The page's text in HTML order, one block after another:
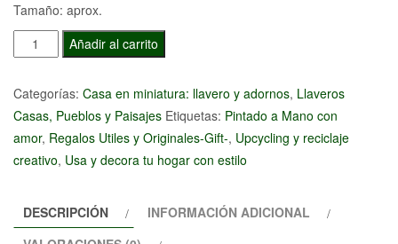
Tamaño: aprox.
Llavero
Casa
Rural
3
Ganchos
Añadir al carrito
Categorías: Casa en miniatura: llavero y adornos, Llaveros
Casas, Pueblos y Paisajes Etiquetas: Pintado a Mano con
amor, Regalos Utiles y Originales-Gift-, Upcycling y reciclaje
creativo, Usa y decora tu hogar con estilo
DESCRIPCIÓN
INFORMACIÓN ADICIONAL